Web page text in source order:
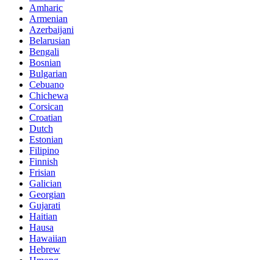
Amharic
Armenian
Azerbaijani
Belarusian
Bengali
Bosnian
Bulgarian
Cebuano
Chichewa
Corsican
Croatian
Dutch
Estonian
Filipino
Finnish
Frisian
Galician
Georgian
Gujarati
Haitian
Hausa
Hawaiian
Hebrew